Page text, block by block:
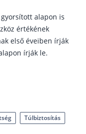
gyorsított alapon is
értékének
első éveiben írják
írják le.
Túlbiztosítás